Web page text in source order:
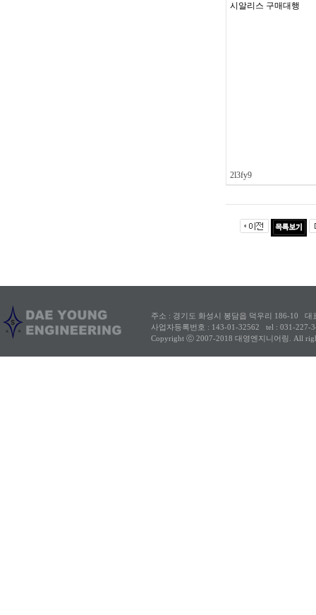
시알리스 구매대행
2l3fy9
주소 : 경기도 화성시 봉담읍 덕우리 186-10
대
사업자등록번호 : 143-01-32562
tel : 031-227-
Copyright ⓒ 2007-2018 대영엔지니어링. All